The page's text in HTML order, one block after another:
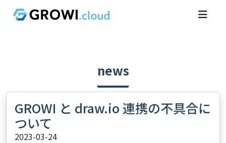
news
GROWI と draw.io 連携の不具合に
ついて
2023-03-24